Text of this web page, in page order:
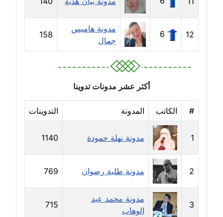
مدونة ايمان النادي
عاملة
مدونة ايمان صلاح
مدونة ايمان عبد الحليم
عاملة
مدونة ايمان عماد
عاملة
مدونة ايمان قادري
عاملة
مدونة ايمن موسي
12
6
مدونة هاميس
جمال
158
أكثر عشر مدونات تدوينا
# الكاتب المدونة التدوينات
1 مدونة نهلة حمودة 1140
2 مدونة طلبة رضوان 769
3
مدونة محمد عبد
الوهاب
715